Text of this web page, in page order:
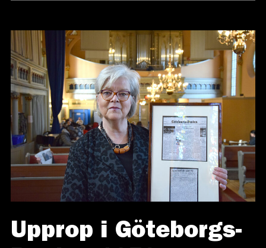
Upprop i Göteborgs-